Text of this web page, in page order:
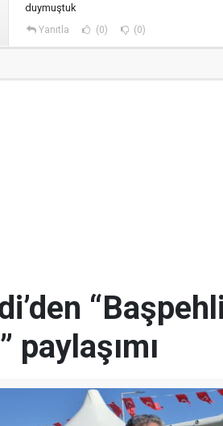
duymuştuk
Yanıtla (0) (0)
paylaşımı